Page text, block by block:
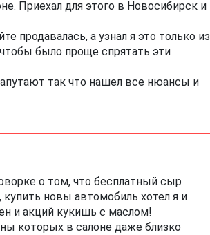
Приехал для этого в Новосибирск и
продавалась, а узнал я это только из
было проще спрятать эти
так что нашел все нюансы и
о том, что бесплатный сыр
новы автомобиль хотел я и
и акций кукишь с маслом!
которых в салоне даже близко